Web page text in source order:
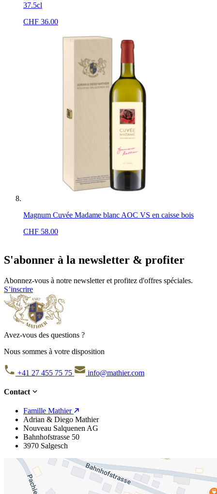
37.5cl
CHF 36.00
Magnum Cuvée Madame blanc AOC VS en caisse bois
CHF 58.00
S'abonner à la newsletter & profiter
Abonnez-vous à notre newsletter et profitez d'offres spéciales.
S’inscrire
Avez-vous des questions ?
Nous sommes à votre disposition
+41 27 455 75 75 info@mathier.com
Contact
Famille Mathier
Adrian & Diego Mathier
Nouveau Salquenen AG
Bahnhofstrasse 50
3970 Salgesch